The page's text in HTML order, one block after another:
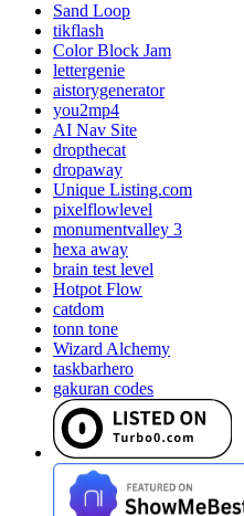
Sand Loop
tikflash
Color Block Jam
lettergenie
aistorygenerator
you2mp4
AI Nav Site
dropthecat
dropaway
Unique Listing.com
pixelflowlevel
monumentvalley 3
hexa away
brain test level
Hotpot Flow
catdom
tonn tone
Wizard Alchemy
taskbarhero
gakuran codes